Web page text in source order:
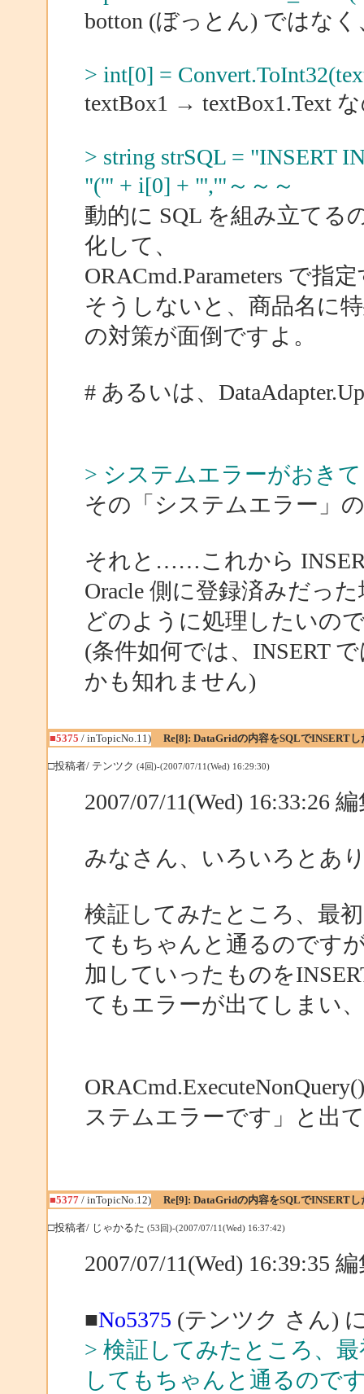
botton (ぼっとん) ではな
> int[0] =
textBox1 → textBox1.Text
> string strSQL = "INSERT
"('" + i[0] + "','"～～～
動的に SQL を組み立てる
化して、
ORACmd.Parameters で指
そうしないと、商品名に
の対策が面倒ですよ。
# あるいは、
> システムエラーがおき
その「システムエラー」
それと……これから
Oracle 側に登録済みだっ
どのように処理したいの
(条件如何では、INSERT
かも知れません)
■5375 / inTopicNo.11) Re[8]: DataGridの内容をSQLでINSERTし
□投稿者/ テンツク (4回)-(2007/07/11(Wed) 16:29:30)
2007/07/11(Wed) 16:33:26
みなさん、いろいろとあ
検証してみたところ、最
てもちゃんと通るのです
加していったものを
てもエラーが出てしまい
ステムエラーです」と出
■5377/ inTopicNo.12) Re[9]: DataGridの内容をSQLでINSERTし
□投稿者/ じゃかるた (53回)-(2007/07/11(Wed) 16:37:42)
2007/07/11(Wed) 16:39:35
■No5375 (テンツク さん)
> 検証してみたところ、
してもちゃんと通るので